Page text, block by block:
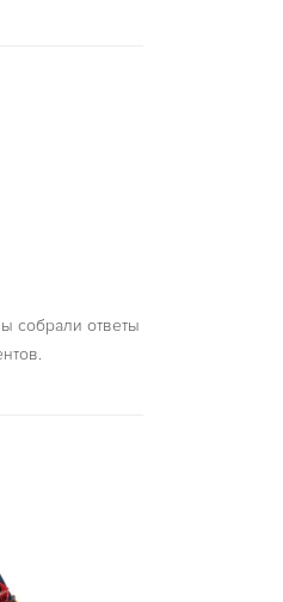
собрали ответы